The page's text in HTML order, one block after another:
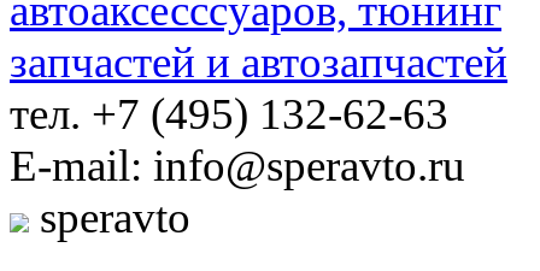
тел. +7 (495) 132-62-63
E-mail: info@speravto.ru
speravto